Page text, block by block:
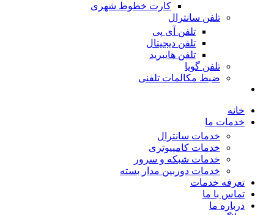
کارت خطوط شهری
تلفن سانترال
تلفن آی پی
تلفن دیجیتال
تلفن هایبرید
تلفن گویا
ضبط مکالمات تلفنی
خانه
خدمات ما
خدمات سانترال
خدمات کامپیوتری
خدمات شبکه و سرور
خدمات دوربین مدار بسته
تعرفه خدمات
تماس با ما
درباره ما